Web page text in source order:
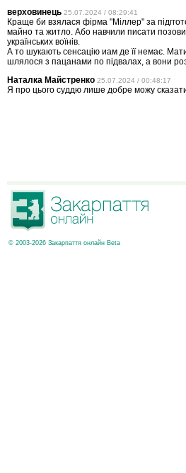
верховинець 25.07.2024 / 08:29:41
Краще би взялася фірма "Міллер" за
майно та житло. Або навчили писати позови
українських воїнів.
А то шукають сенсацію иам де її немає.
шлялося з пацанами по підвалах, а вони
Наталка Майстренко 25.07.2024 / 00:48:17
Я про цього суддю лише добре можу
© 2003-2026 Закарпаття онлайн Beta